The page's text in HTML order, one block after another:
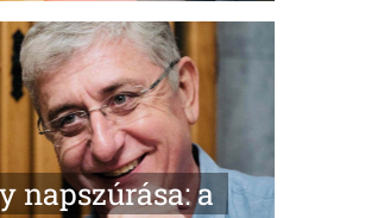
napszúrása: a